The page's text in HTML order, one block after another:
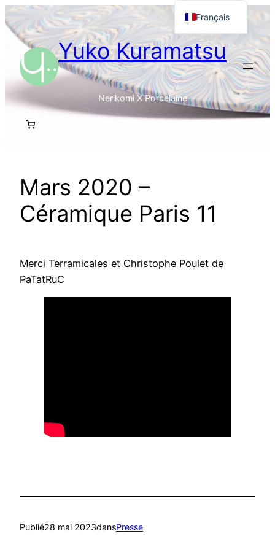
Aller
au
contenu
Yuko Kuramatsu
Nerikomi X Porcelaine
Mars 2020 –
Céramique Paris 11
Merci Terramicales et Christophe Poulet de
PaTatRuC
Publié28 mai 2023dansPresse
Français
English
日本語